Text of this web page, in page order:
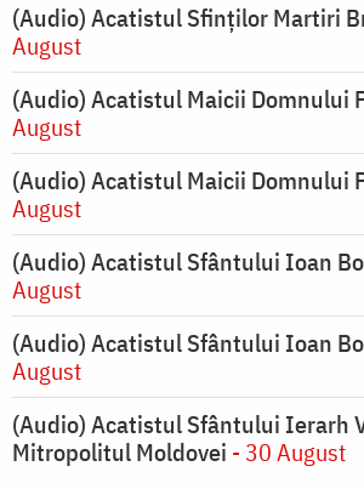
(Audio) Acatistul Sfinților Martiri
August
(Audio) Acatistul Maicii Domnului
August
(Audio) Acatistul Maicii Domnului
August
(Audio) Acatistul Sfântului Ioan
August
(Audio) Acatistul Sfântului Ioan
August
(Audio) Acatistul Sfântului Ierarh
Mitropolitul Moldovei - 30 August